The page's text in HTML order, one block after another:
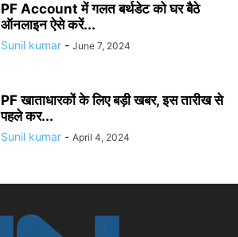
PF Account में गलत बर्थडेट को घर बैठे
ऑनलाइन ऐसे करें...
Sunil kumar - June 7, 2024
PF खाताधारकों के लिए बड़ी खबर, इस तारीख से
पहले कर...
Sunil kumar - April 4, 2024